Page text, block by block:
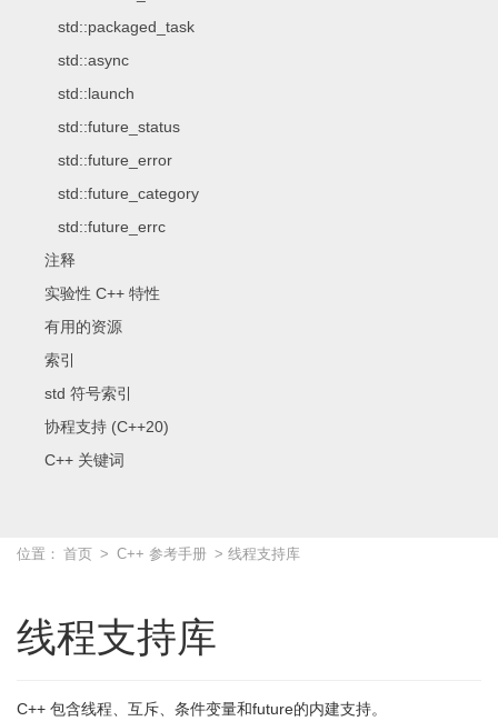
std::packaged_task
std::async
std::launch
std::future_status
std::future_error
std::future_category
std::future_errc
注释
实验性 C++ 特性
有用的资源
索引
std 符号索引
协程支持 (C++20)
C++ 关键词
位置： 首页 > C++ 参考手册 > 线程支持库
线程支持库
C++ 包含线程、互斥、条件变量和future的内建支持。